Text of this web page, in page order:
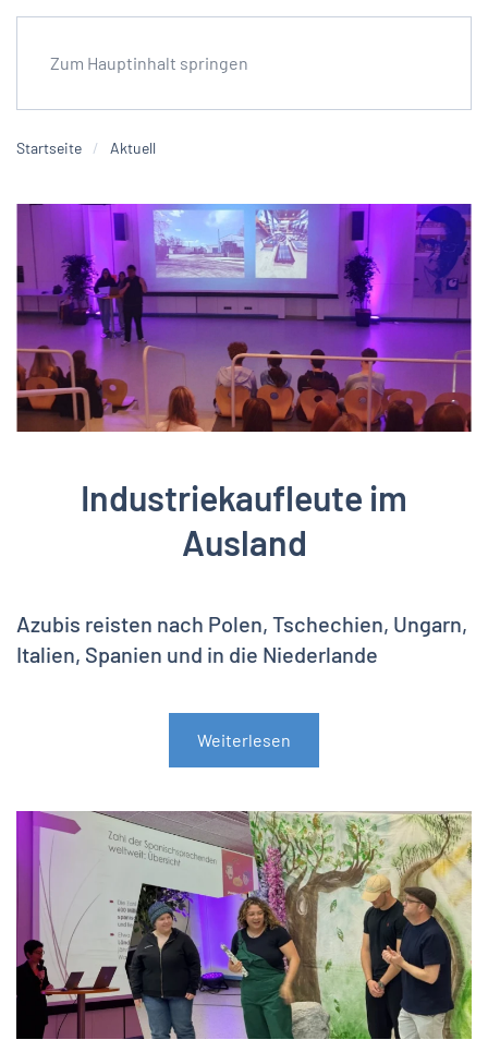
Zum Hauptinhalt springen
Startseite Aktuell
Industriekaufleute im
Ausland
Azubis reisten nach Polen, Tschechien, Ungarn,
Italien, Spanien und in die Niederlande
Weiterlesen